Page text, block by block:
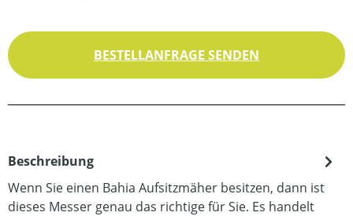
BESTELLANFRAGE SENDEN
Beschreibung
Wenn Sie einen Bahia Aufsitzmäher besitzen, dann ist
dieses Messer genau das richtige für Sie. Es handelt